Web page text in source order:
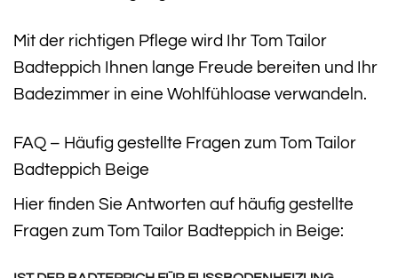
Mit der richtigen Pflege wird Ihr Tom Tailor
Badteppich Ihnen lange Freude bereiten und Ihr
Badezimmer in eine Wohlfühloase verwandeln.
FAQ – Häufig gestellte Fragen zum Tom Tailor
Badteppich Beige
Hier finden Sie Antworten auf häufig gestellte
Fragen zum Tom Tailor Badteppich in Beige: